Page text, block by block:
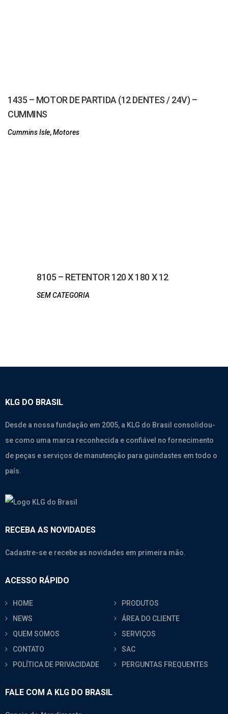
1435 – MOTOR DE PARTIDA (12 DENTES / 24V) –
CUMMINS
Cummins Isle,Motores
8105 – RETENTOR 120 X 180 X 12
SEM CATEGORIA
KLG DO BRASIL
Desde a nossa fundação em 2005, a KLG do Brasil consolidou-
se como uma marca reconhecida e confiável no fornecimento
de peças e serviços de manutenção para guindastes em todo o
país.
RECEBA AS NOVIDADES
Cadastre-se e recebe as novidades em primeira mão.
ACESSO RÁPIDO
HOME
PRODUTOS
NEWS
ÁREA DO CLIENTE
QUEM SOMOS
SERVIÇOS
CONTATO
SAC
POLÍTICA DE PRIVACIDADE
PERGUNTAS FREQUENTES
FALE COM A KLG DO BRASIL